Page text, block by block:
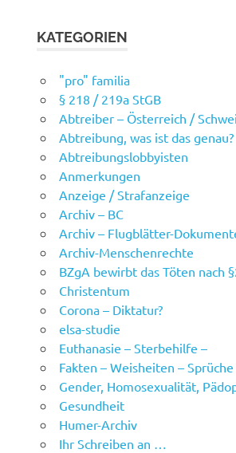
KATEGORIEN
"pro" familia
§ 218 / 219a StGB
Abtreiber – Österreich /
Abtreibung, was ist das genau?
Abtreibungslobbyisten
Anmerkungen
Anzeige / Strafanzeige
Archiv – BC
Archiv – Flugblätter-
Archiv-Menschenrechte
BZgA bewirbt das Töten nach
Christentum
Corona – Diktatur?
elsa-studie
Euthanasie – Sterbehilfe –
Fakten – Weisheiten – Sprüche
Gender, Homosexualität,
Gesundheit
Humer-Archiv
Ihr Schreiben an …